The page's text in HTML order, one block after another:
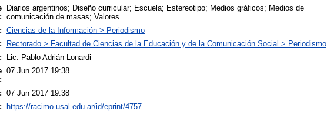
Diarios argentinos; Diseño curricular; Escuela; Estereotipo; Medios gráficos; Medios de
comunicación de masas; Valores
Ciencias de la Información > Periodismo
Rectorado > Facultad de Ciencias de la Educación y de la Comunicación Social > Periodismo
Lic. Pablo Adrián Lonardi
07 Jun 2017 19:38
07 Jun 2017 19:38
https://racimo.usal.edu.ar/id/eprint/4757